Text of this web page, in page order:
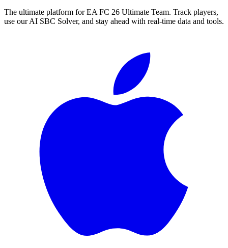
The ultimate platform for EA FC 26 Ultimate Team. Track players,
use our AI SBC Solver, and stay ahead with real-time data and tools.